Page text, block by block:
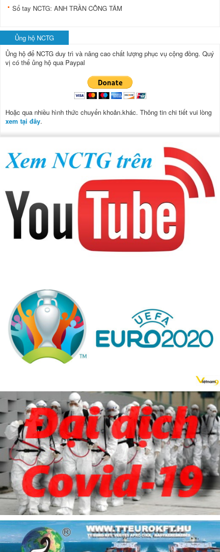
Sổ tay NCTG: ANH TRẦN CÔNG TÂM
Ủng hộ NCTG
Ủng hộ để NCTG duy trì và nâng cao chất lượng phục vụ cộng đồng. Quý
vị có thể ủng hộ qua Paypal
Hoặc qua nhiều hình thức chuyển khoản.khác. Thông tin chi tiết vui lòng
xem tại đây.